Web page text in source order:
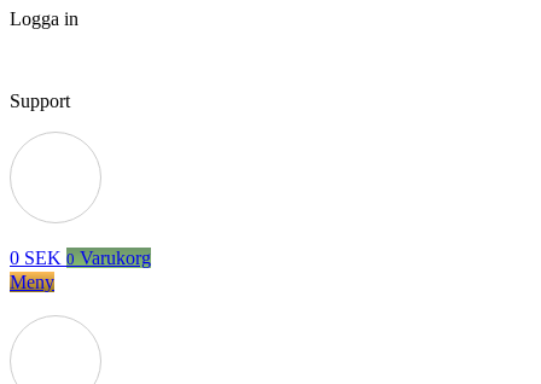
Logga in
Support
0 SEK 0 Varukorg
Meny